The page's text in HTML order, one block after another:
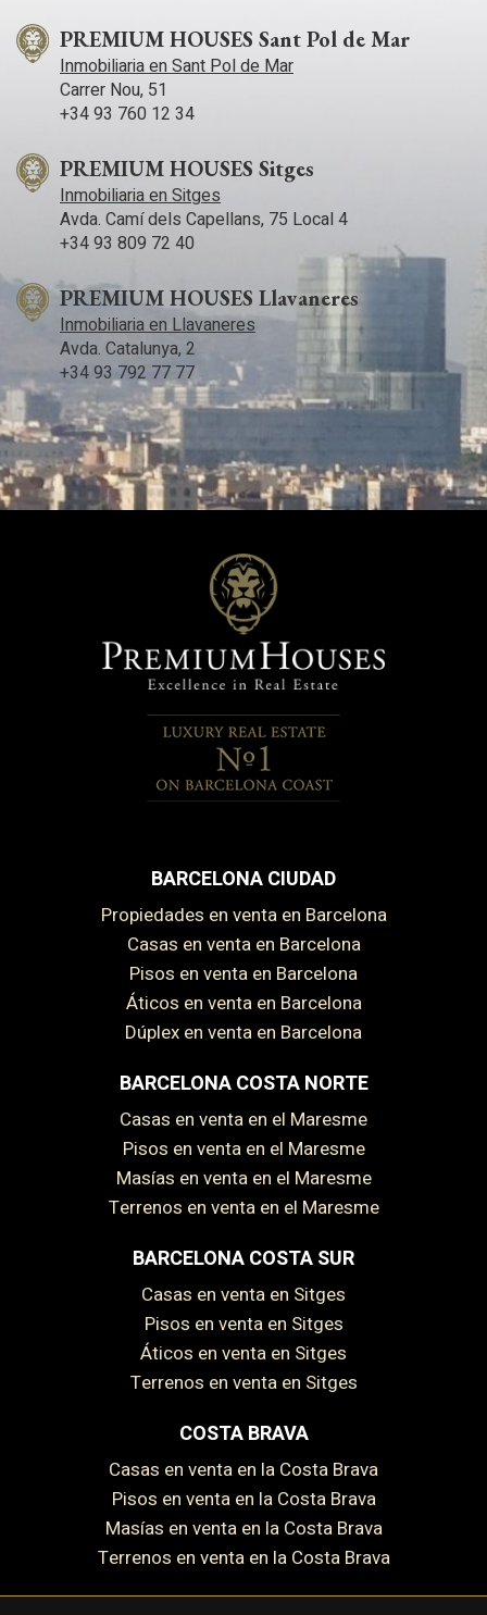
PREMIUM HOUSES Sant Pol de Mar
Inmobiliaria en Sant Pol de Mar
Carrer Nou, 51
+34 93 760 12 34
PREMIUM HOUSES Sitges
Inmobiliaria en Sitges
Avda. Camí­ dels Capellans, 75 Local 4
+34 93 809 72 40
PREMIUM HOUSES Llavaneres
Inmobiliaria en Llavaneres
Avda. Catalunya, 2
+34 93 792 77 77
BARCELONA CIUDAD
Propiedades en venta en Barcelona
Casas en venta en Barcelona
Pisos en venta en Barcelona
Áticos en venta en Barcelona
Dúplex en venta en Barcelona
BARCELONA COSTA NORTE
Casas en venta en el Maresme
Pisos en venta en el Maresme
Masías en venta en el Maresme
Terrenos en venta en el Maresme
BARCELONA COSTA SUR
Casas en venta en Sitges
Pisos en venta en Sitges
Áticos en venta en Sitges
Terrenos en venta en Sitges
COSTA BRAVA
Casas en venta en la Costa Brava
Pisos en venta en la Costa Brava
Masías en venta en la Costa Brava
Terrenos en venta en la Costa Brava